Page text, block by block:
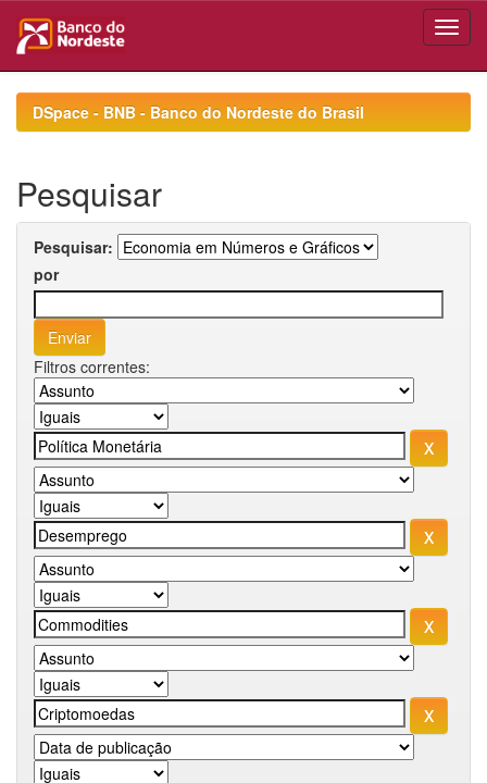
navigationDSpace - BNB - Banco do Nordeste do Brasil
Pesquisar
Pesquisar:
por
Filtros correntes: